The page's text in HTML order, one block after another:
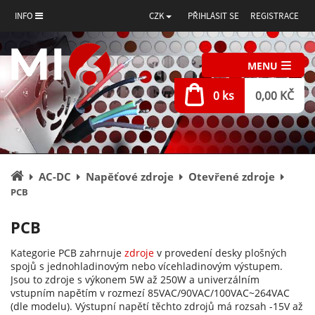
INFO CZK PŘIHLÁSIT SE REGISTRACE
MENU
0 ks 0,00 KČ
Úvodní
stránka
AC-DC Napěťové zdroje Otevřené zdroje
PCB
PCB
Kategorie PCB zahrnuje zdroje v provedení desky plošných
spojů s jednohladinovým nebo vícehladinovým výstupem.
Jsou to zdroje s výkonem 5W až 250W a univerzálním
vstupním napětím v rozmezí 85VAC/90VAC/100VAC~264VAC
(dle modelu). Výstupní napětí těchto zdrojů má rozsah -15V až